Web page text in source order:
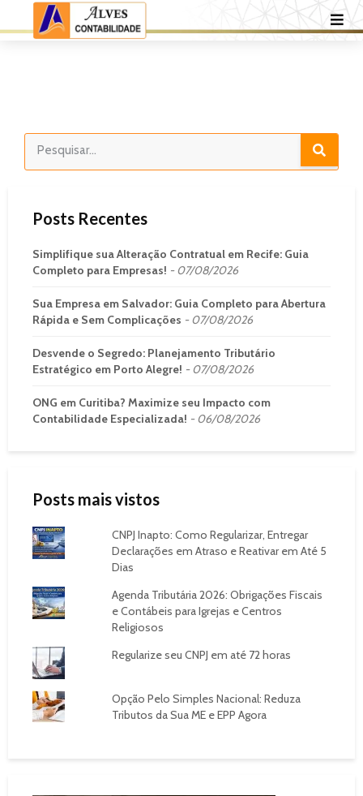
Posts Recentes
Simplifique sua Alteração Contratual em Recife: Guia
Completo para Empresas!
07/08/2026
Sua Empresa em Salvador: Guia Completo para Abertura
Rápida e Sem Complicações
07/08/2026
Desvende o Segredo: Planejamento Tributário
Estratégico em Porto Alegre!
07/08/2026
ONG em Curitiba? Maximize seu Impacto com
Contabilidade Especializada!
06/08/2026
Posts mais vistos
CNPJ Inapto: Como Regularizar, Entregar
Declarações em Atraso e Reativar em Até 5
Dias
Agenda Tributária 2026: Obrigações Fiscais
e Contábeis para Igrejas e Centros
Religiosos
Regularize seu CNPJ em até 72 horas
Opção Pelo Simples Nacional: Reduza
Tributos da Sua ME e EPP Agora